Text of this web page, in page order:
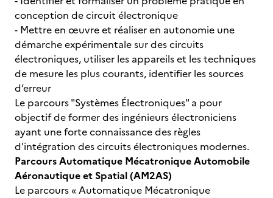
conception de circuit électronique
- Mettre en œuvre et réaliser en autonomie une
démarche expérimentale sur des circuits
électroniques, utiliser les appareils et les techniques
de mesure les plus courants, identifier les sources
d’erreur
Le parcours "Systèmes Électroniques" a pour
objectif de former des ingénieurs électroniciens
ayant une forte connaissance des règles
d'intégration des circuits électroniques modernes.
Parcours Automatique Mécatronique Automobile
Aéronautique et Spatial (AM2AS)
Le parcours « Automatique Mécatronique